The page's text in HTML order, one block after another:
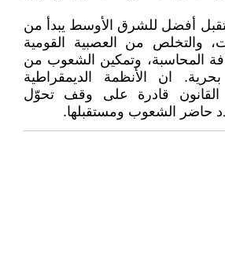
أفضل للشرق الأوسط يبدأ من
والتخلص من العصبية القومية
المحاسبة، وتمكين الشعوب من
بحرية. ان الأنظمة الديمقراطية
القانون قادرة على وقف تحوّل
حاضر الشعوب ومستقبلها.